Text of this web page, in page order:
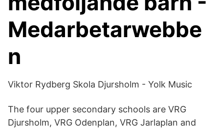
Medarbetarwebbe
n
Viktor Rydberg Skola Djursholm - Yolk Music
The four upper secondary schools are VRG
Djursholm, VRG Odenplan, VRG Jarlaplan and